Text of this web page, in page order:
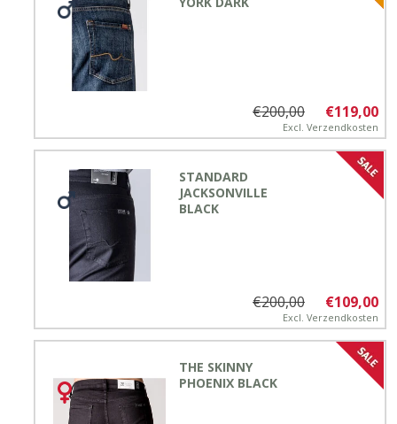
€119,00
€200,00
Excl. Verzendkosten
STANDARD
JACKSONVILLE
BLACK
€109,00
€200,00
Excl. Verzendkosten
THE SKINNY
PHOENIX BLACK